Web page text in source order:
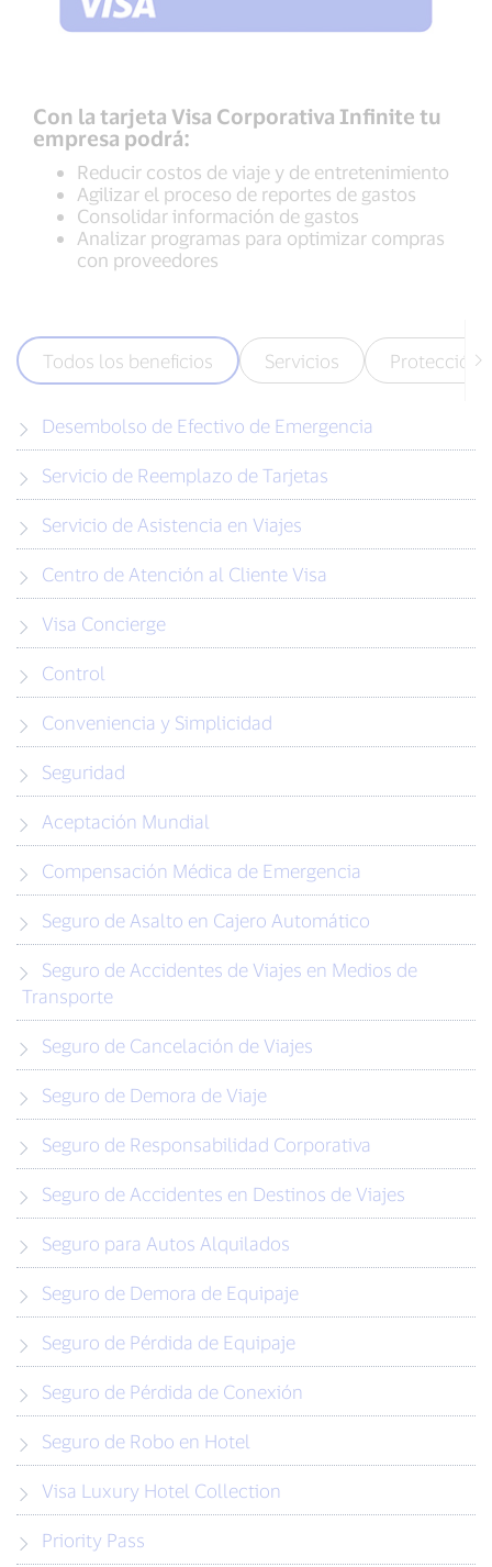
Con la tarjeta Visa Corporativa Infinite tu
empresa podrá:
Reducir costos de viaje y de entretenimiento
Agilizar el proceso de reportes de gastos
Consolidar información de gastos
Analizar programas para optimizar compras
con proveedores
Todos los beneficios Servicios Protección
Desembolso de Efectivo de Emergencia
Servicio de Reemplazo de Tarjetas
Servicio de Asistencia en Viajes
Centro de Atención al Cliente Visa
Visa Concierge
Control
Conveniencia y Simplicidad
Seguridad
Aceptación Mundial
Compensación Médica de Emergencia
Seguro de Asalto en Cajero Automático
Transporte
Seguro de Cancelación de Viajes
Seguro de Demora de Viaje
Seguro de Responsabilidad Corporativa
Seguro de Accidentes en Destinos de Viajes
Seguro para Autos Alquilados
Seguro de Demora de Equipaje
Seguro de Pérdida de Equipaje
Seguro de Pérdida de Conexión
Seguro de Robo en Hotel
Visa Luxury Hotel Collection
Priority Pass